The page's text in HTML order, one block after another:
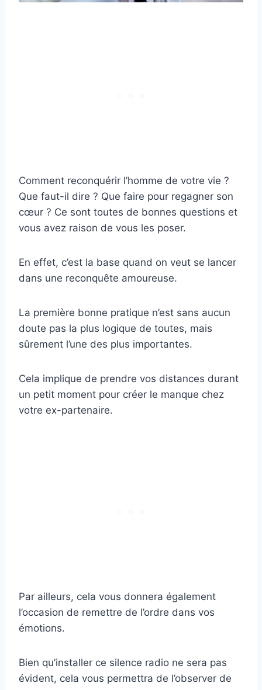
Comment reconquérir l’homme de votre vie ?
Que faut-il dire ? Que faire pour regagner son
cœur ? Ce sont toutes de bonnes questions et
vous avez raison de vous les poser.
En effet, c’est la base quand on veut se lancer
dans une reconquête amoureuse.
La première bonne pratique n’est sans aucun
doute pas la plus logique de toutes, mais
sûrement l’une des plus importantes.
Cela implique de prendre vos distances durant
un petit moment pour créer le manque chez
votre ex-partenaire.
Par ailleurs, cela vous donnera également
l’occasion de remettre de l’ordre dans vos
émotions.
Bien qu’installer ce silence radio ne sera pas
évident, cela vous permettra de l’observer de